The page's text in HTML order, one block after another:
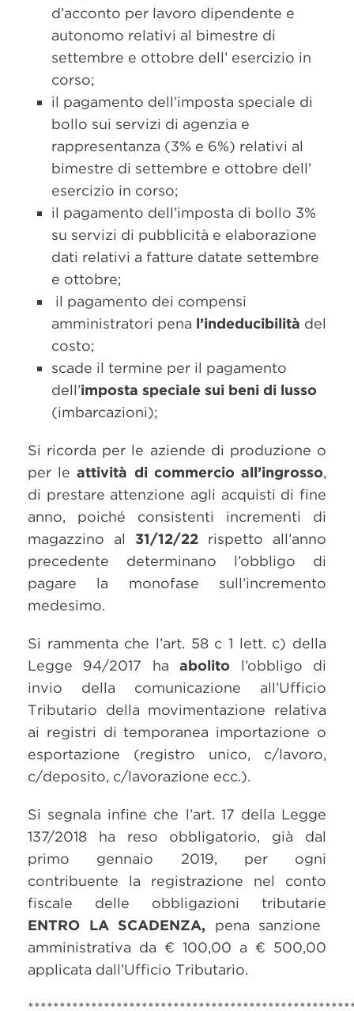
d’acconto per lavoro dipendente e
autonomo relativi al bimestre di
settembre e ottobre dell’ esercizio in
corso;
il pagamento dell’imposta speciale di
bollo sui servizi di agenzia e
rappresentanza (3% e 6%) relativi al
bimestre di settembre e ottobre dell’
esercizio in corso;
il pagamento dell’imposta di bollo 3%
su servizi di pubblicità e elaborazione
dati relativi a fatture datate settembre
e ottobre;
il pagamento dei compensi
amministratori pena l’indeducibilità del
costo;
scade il termine per il pagamento
dell’imposta speciale sui beni di lusso
(imbarcazioni);
Si ricorda per le aziende di produzione o
per leattività di commercio all’ingrosso,
di prestare attenzione agli acquisti di fine
anno, poiché consistenti incrementi di
magazzino al 31/12/22 rispetto all’anno
precedente determinano l’obbligo di
pagare la monofase sull’incremento
medesimo.
Si rammenta che l’art. 58 c 1 lett. c) della
Legge 94/2017 haabolito l’obbligo di
invio della comunicazione all’Ufficio
Tributario della movimentazione relativa
ai registri di temporanea importazione o
esportazione (registro unico, c/lavoro,
c/deposito, c/lavorazione ecc.).
Si segnala infine che l’art. 17 della Legge
137/2018 ha reso obbligatorio, già dal
primo gennaio 2019, per ogni
contribuente la registrazione nel conto
fiscale delle obbligazioni tributarie
ENTRO LA SCADENZA, pena sanzione
amministrativa da € 100,00 a € 500,00
applicata dall’Ufficio Tributario.